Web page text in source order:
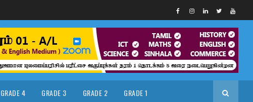
GRADE 4 GRADE 3 GRADE 2 GRADE 1